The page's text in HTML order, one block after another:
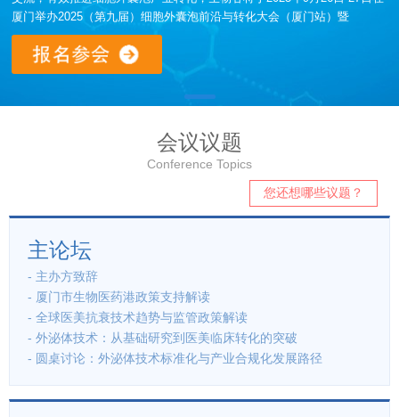
厦门举办2025（第九届）细胞外囊泡前沿与转化大会（厦门站）暨
会议议题
Conference Topics
您还想哪些议题？
主论坛
- 主办方致辞
- 厦门市生物医药港政策支持解读
- 全球医美抗衰技术趋势与监管政策解读
- 外泌体技术：从基础研究到医美临床转化的突破
- 圆桌讨论：外泌体技术标准化与产业合规化发展路径